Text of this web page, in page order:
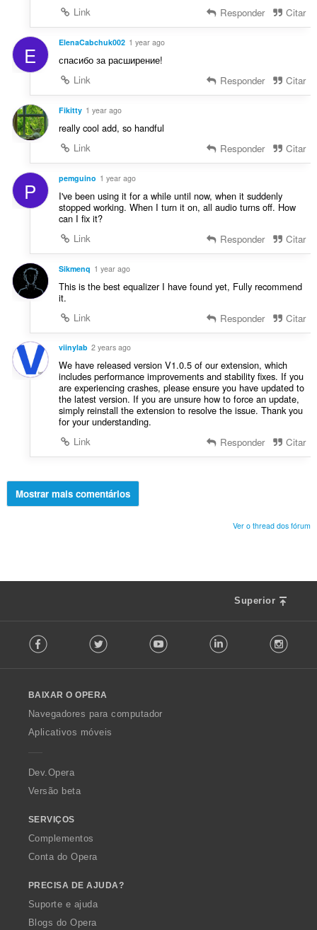
Link
Responder Citar
E ElenaCabchuk002 1 year ago
спасибо за расширение!
Link
Responder Citar
Fikitty 1 year ago
really cool add, so handful
Link
Responder Citar
P pemguino 1 year ago
I've been using it for a while until now, when it suddenly
stopped working. When I turn it on, all audio turns off. How
can I fix it?
Link
Responder Citar
Sikmenq 1 year ago
This is the best equalizer I have found yet, Fully recommend
it.
Link
Responder Citar
viinylab 2 years ago
We have released version V1.0.5 of our extension, which
includes performance improvements and stability fixes. If you
are experiencing crashes, please ensure you have updated to
the latest version. If you are unsure how to force an update,
simply reinstall the extension to resolve the issue. Thank you
for your understanding.
Link
Responder Citar
Mostrar mais comentários
Ver o thread dos fórum
Superior
o
w
O
p
a
Facebook Twitter Youtube LinkedIn
BAIXAR O OPERA
Navegadores para computador
Aplicativos móveis
Dev.Opera
Versão beta
SERVIÇOS
Complementos
Conta do Opera
PRECISA DE AJUDA?
Suporte e ajuda
Blogs do Opera